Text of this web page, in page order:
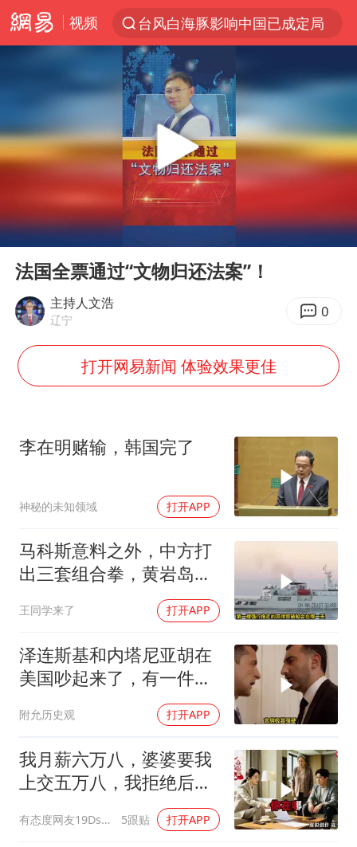
视频
台风白海豚影响中国已成定局
昆明石林火把节
我国编制完成新版全月地质图
宇树科技发行价格150.80元/股
江钨装备：无注入矿山资产安排
官方回应献血屋不让市民入内躲雨
中央气象台发布台风黄色预警
扎哈罗娃批广岛市长不提美国原子弹
金饰克价大幅跳涨
关之琳否认与27岁模特的恋情
多地要求领导干部带头休假
对话重庆地铁吐血女孩
奋进开新局 实干挑大梁
Play
00:00 01:23
法国全票通过“文物归还法案”！
主持人文浩
辽宁 0
打开网易新闻 体验效果更佳
李在明赌输，韩国完了
神秘的未知领域 打开APP
马科斯意料之外，中方打
出三套组合拳，黄岩岛将
王同学来了 打开APP
泽连斯基和内塔尼亚胡在
美国吵起来了，有一件事
附允历史观 打开APP
我月薪六万八，婆婆要我
上交五万八，我拒绝后她
换了门锁，12天后我决意
离婚
有态度网友19Dsym 5跟贴 打开APP